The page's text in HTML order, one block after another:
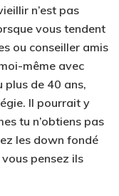
n’est pas
vous tendent
ou conseiller amis
même avec
plus de 40 ans,
Il pourrait y
tu n’obtiens pas
les down fondé
pensez ils